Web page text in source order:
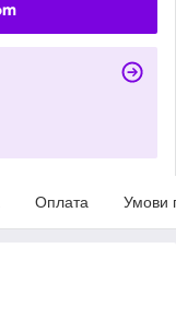
Оплата Умови